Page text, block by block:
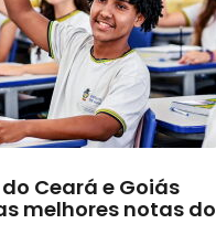
Ceará e Goiás
melhores notas do